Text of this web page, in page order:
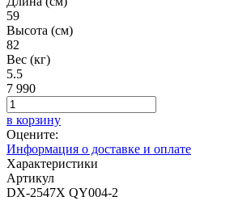
59
Высота (см)
82
Вес (кг)
5.5
7 990
в корзину
Оцените:
Информация о доставке и оплате
Характеристики
Артикул
DX-2547X QY004-2